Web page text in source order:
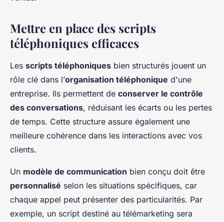
Mettre en place des scripts
téléphoniques efficaces
Les scripts téléphoniques bien structurés jouent un
rôle clé dans l’organisation téléphonique d'une
entreprise. Ils permettent de conserver le contrôle
des conversations, réduisant les écarts ou les pertes
de temps. Cette structure assure également une
meilleure cohérence dans les interactions avec vos
clients.
Un modèle de communication bien conçu doit être
personnalisé selon les situations spécifiques, car
chaque appel peut présenter des particularités. Par
exemple, un script destiné au télémarketing sera